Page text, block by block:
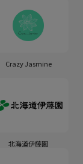
Crazy Jasmine
北海道伊藤園